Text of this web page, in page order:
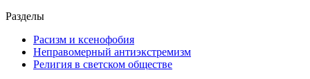
Разделы
Расизм и ксенофобия
Неправомерный антиэкстремизм
Религия в светском обществе